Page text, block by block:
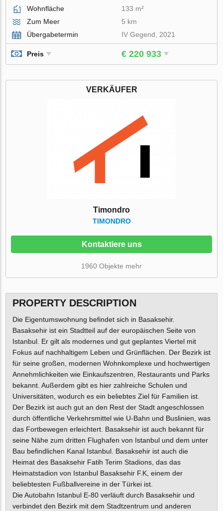
Wohnfläche
133 m²
Zum Meer
5 km
Übergabetermin
IV Gegend, 2021
Preis € 220 933
VERKÄUFER
Timondro
TIMONDRO
Kontaktiere uns
1960 Objekte mehr
PROPERTY DESCRIPTION
Die Eigentumswohnung befindet sich in Basaksehir.
Basaksehir ist ein Stadtteil auf der europäischen Seite von
Istanbul. Er gilt als modernes und gut geplantes Viertel mit
Fokus auf nachhaltigem Leben und Grünflächen. Der Bezirk ist
für seine großen, modernen Wohnkomplexe und hochwertigen
Annehmlichkeiten wie Einkaufszentren, Restaurants und Parks
bekannt. Außerdem gibt es hier zahlreiche Schulen und
Universitäten, wodurch es ein beliebtes Ziel für Familien ist.
Der Bezirk ist auch gut an den Rest der Stadt angeschlossen
durch öffentliche Verkehrsmittel wie U-Bahn und Buslinien, was
das Fortbewegen erleichtert. Basaksehir ist auch bekannt für
seine Nähe zum dritten Flughafen von Istanbul und dem unter
Bau befindlichen Kanal Istanbul. Basaksehir ist auch die
Heimat des Basaksehir Fatih Terim Stadions, das das
Heimatstadion von Istanbul Basaksehir F.K, einem der
beliebtesten Fußballvereine in der Türkei ist.
Die Autobahn Istanbul E-80 verläuft durch Basaksehir und
verbindet den Bezirk mit dem Stadtzentrum und anderen